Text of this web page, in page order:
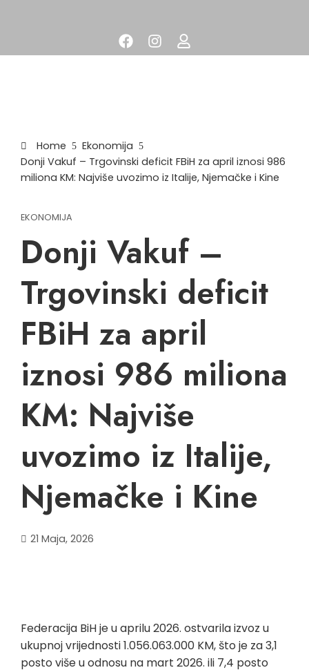
Home
Ekonomija
Donji Vakuf – Trgovinski deficit FBiH za april iznosi 986
miliona KM: Najviše uvozimo iz Italije, Njemačke i Kine
EKONOMIJA
Donji Vakuf –
Trgovinski deficit
FBiH za april
iznosi 986 miliona
KM: Najviše
uvozimo iz Italije,
Njemačke i Kine
21 Maja, 2026
Federacija BiH je u aprilu 2026. ostvarila izvoz u
ukupnoj vrijednosti 1.056.063.000 KM, što je za 3,1
posto više u odnosu na mart 2026. ili 7,4 posto